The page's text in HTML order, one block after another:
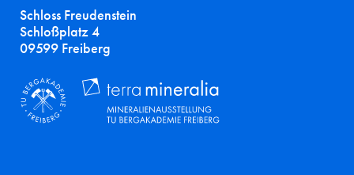
Schloss Freudenstein
Schloßplatz 4
09599 Freiberg